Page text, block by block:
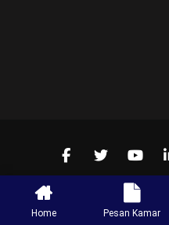
Home Pesan Kamar